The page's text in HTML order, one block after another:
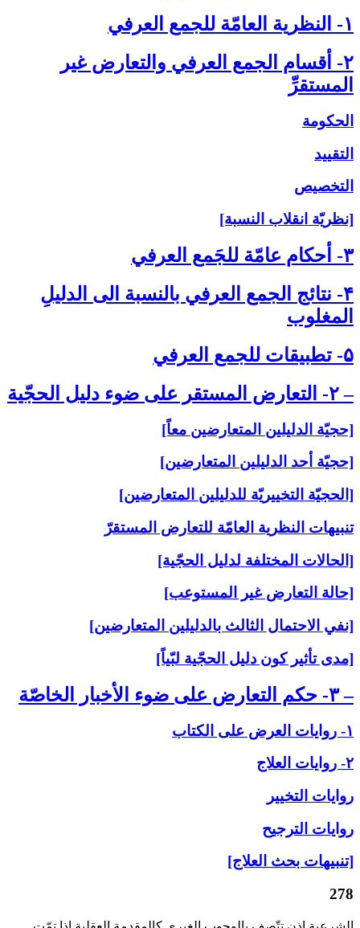
۱- النظرية العامّة للجمع العرفي‏
۲- أقسام الجمع العرفي والتعارض غير
المستقرِّ
الحكومة
التقييد
التخصيص
[نظريّة انقلاب النسبة]
۳- أحكام عامّة للجَمع العرفي‏
۴- نتائج الجمع العرفي بالنسبة الى‏ الدليلِ
المغلوب‏
۵- تطبيقات للجمع العرفي‏
– ۲- التعارض المستقر على‏ ضوء دليل الحجّية
[حجيّة الدليلين المتعارضين معاً]
[حجيّة أحد الدليلين المتعارضين]
[الحجيّة التخييريّة للدليلين المتعارضين]
تنبيهات النظرية العامّة للتعارض المستقرّ
[الحالات المختلفة لدليل الحجّية]
[حالة التعارض غير المستوعب]
[نفي الاحتمال الثالث بالدليلين المتعارضين]
[مدى تأثير كون دليل الحجّية لبّياً]
– ۳- حكم التعارض على‏ ضوء الأخبار الخاصّة
۱- روايات العرض على‏ الكتاب
۲- روايات العلاج‏
روايات التخيير
روايات الترجيح
[تنبيهات بحث العلاج]
278